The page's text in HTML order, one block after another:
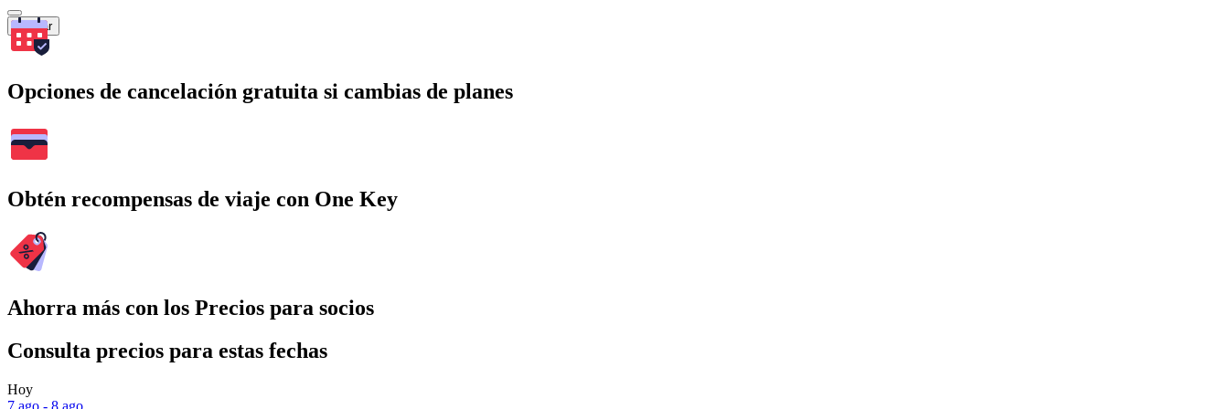
Buscar
Opciones de cancelación gratuita si cambias de planes
Obtén recompensas de viaje con One Key
Ahorra más con los Precios para socios
Consulta precios para estas fechas
Hoy